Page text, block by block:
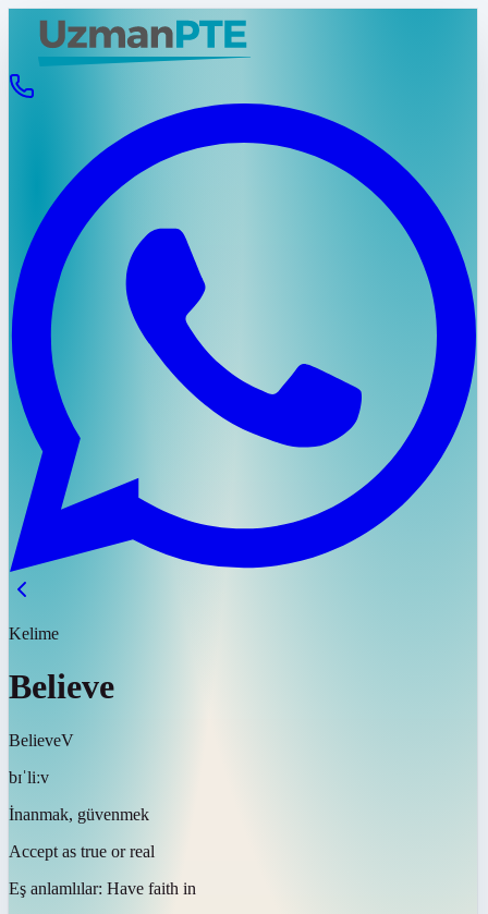
Kelime
Believe
BelieveV
bɪˈliːv
İnanmak, güvenmek
Accept as true or real
Eş anlamlılar: Have faith in